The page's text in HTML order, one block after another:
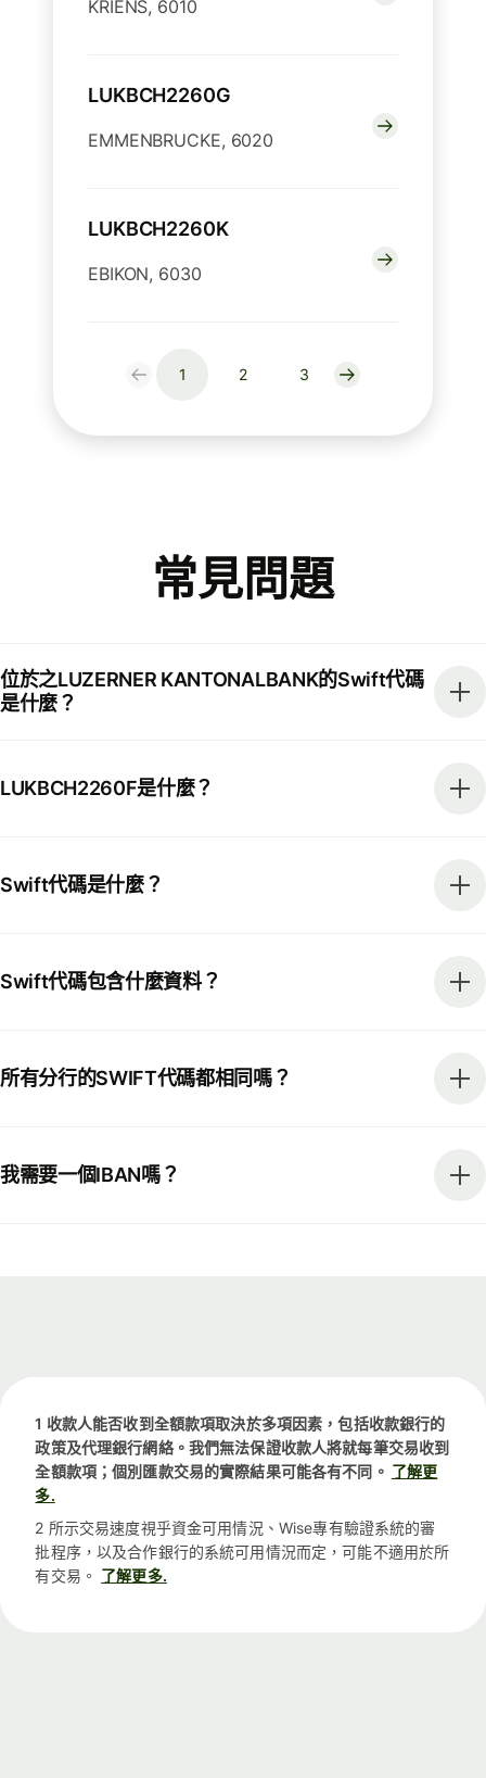
KRIENS, 6010
LUKBCH2260G
EMMENBRUCKE, 6020
LUKBCH2260K
EBIKON, 6030
1 2 3
常見問題
位於之LUZERNER KANTONALBANK的Swift代碼
是什麼？
LUKBCH2260F是什麼？
Swift代碼是什麼？
Swift代碼包含什麼資料？
所有分行的SWIFT代碼都相同嗎？
我需要一個IBAN嗎？
1 收款人能否收到全額款項取決於多項因素，包括收款銀行的
政策及代理銀行網絡。我們無法保證收款人將就每筆交易收到
全額款項；個別匯款交易的實際結果可能各有不同。 了解更
多.
2 所示交易速度視乎資金可用情況、Wise專有驗證系統的審
批程序，以及合作銀行的系統可用情況而定，可能不適用於所
有交易。 了解更多.